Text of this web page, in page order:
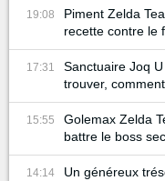
19:08
Piment Zelda
recette contre le
17:31
Sanctuaire Joq
trouver,
15:55
Golemax Zelda
battre le boss
14:14
Un généreux